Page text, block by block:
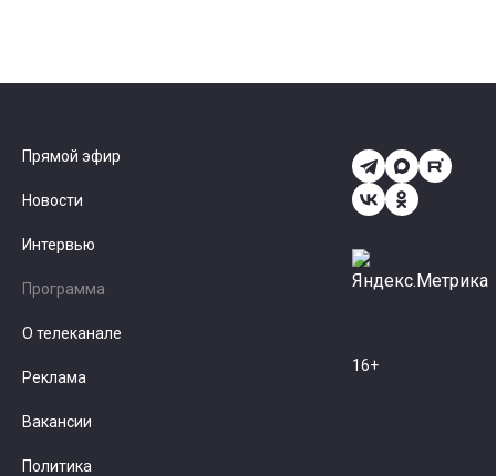
Прямой эфир
Новости
Интервью
Программа
О телеканале
Реклама
Вакансии
Политика
16+